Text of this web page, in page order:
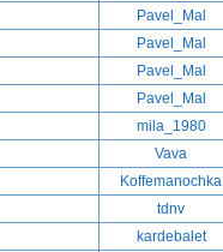
Pavel_Mal
Pavel_Mal
Pavel_Mal
Pavel_Mal
mila_1980
Vava
Koffemanochka
tdnv
kardebalet